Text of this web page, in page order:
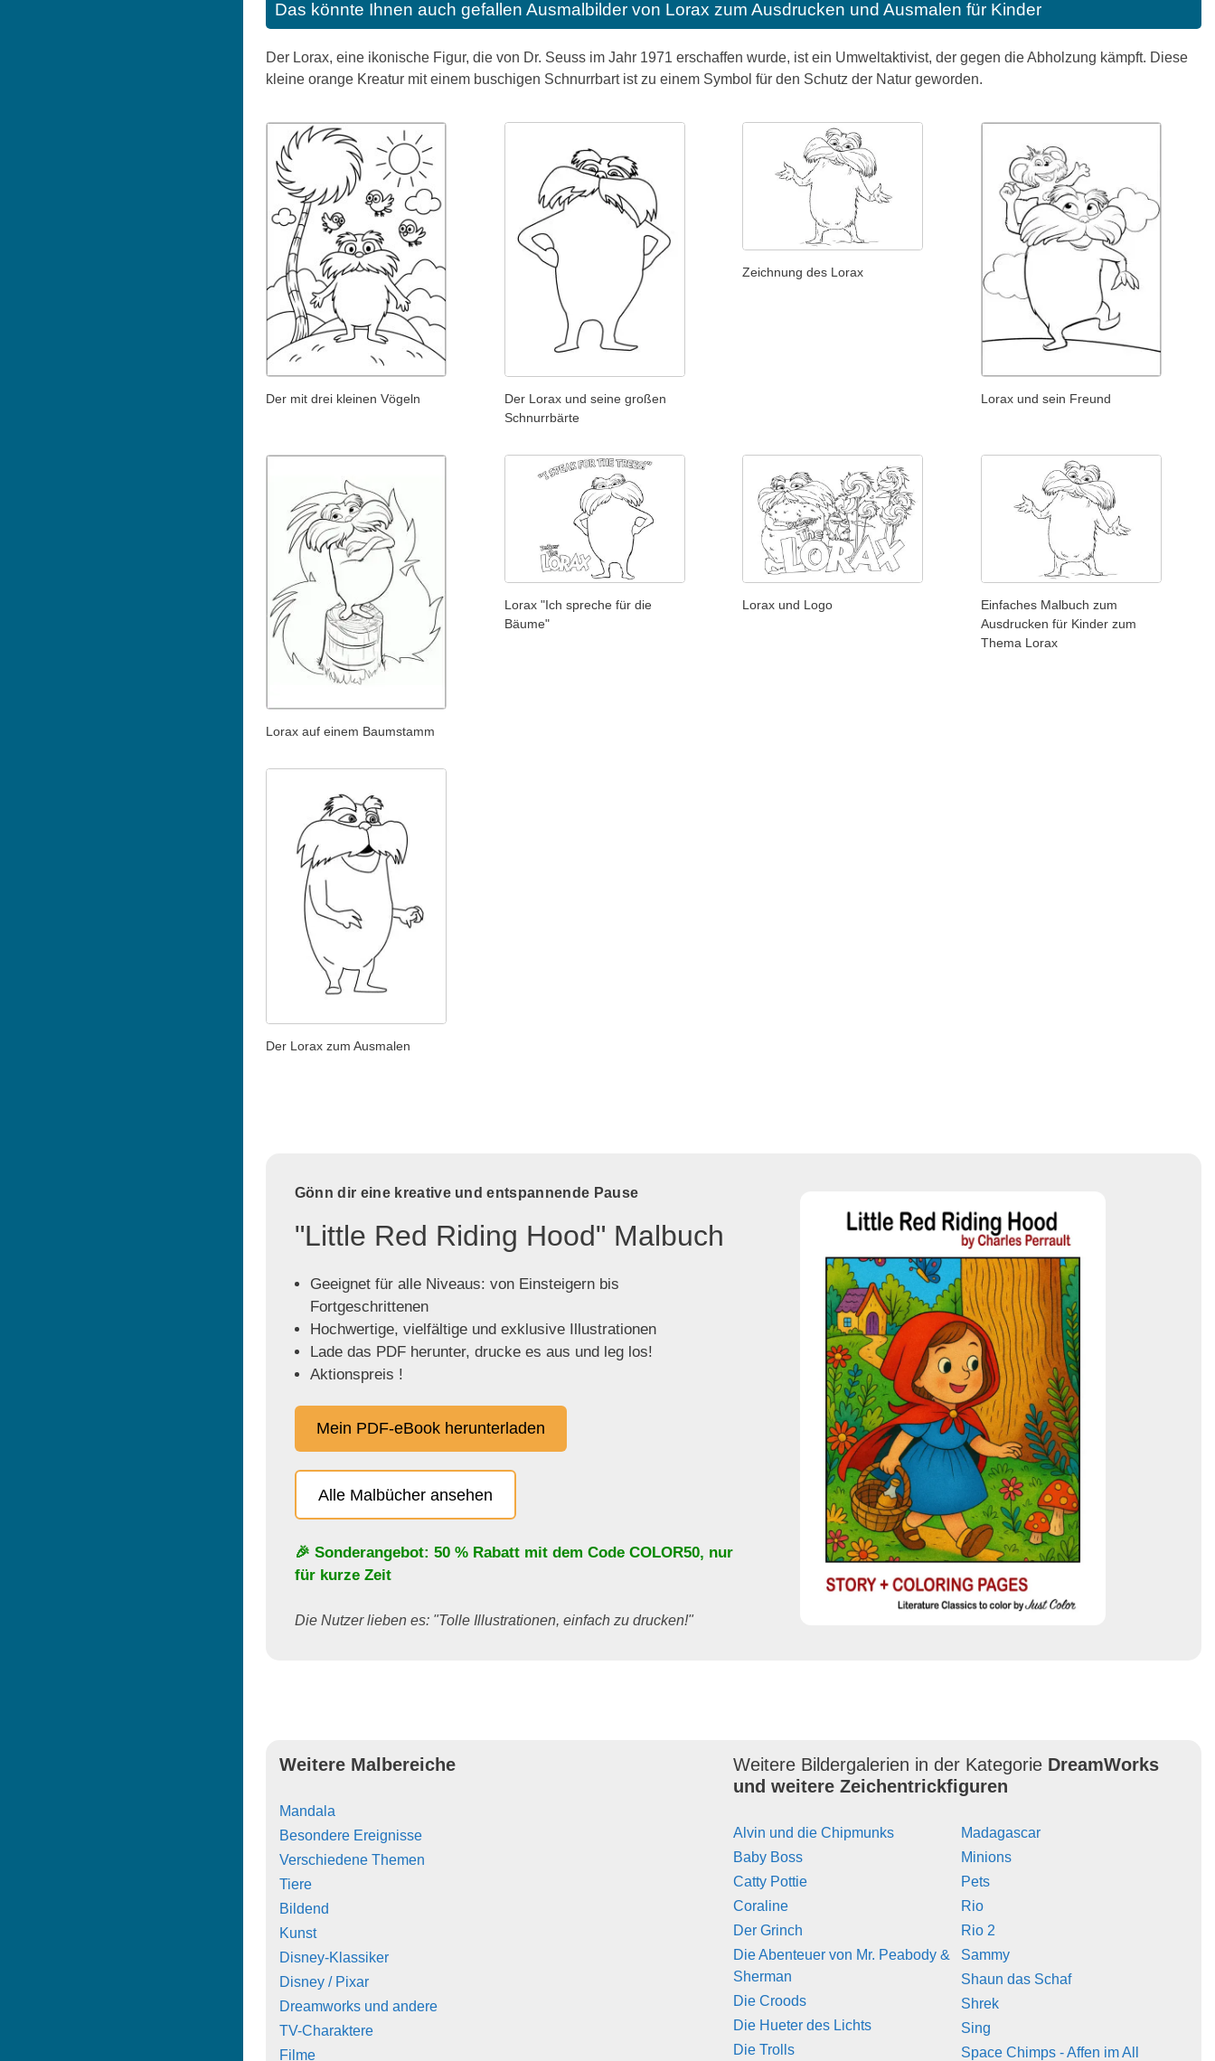
Das könnte Ihnen auch gefallen Ausmalbilder von Lorax zum Ausdrucken und Ausmalen für Kinder
Der Lorax, eine ikonische Figur, die von Dr. Seuss im Jahr 1971 erschaffen wurde, ist ein Umweltaktivist, der gegen die Abholzung kämpft. Diese
kleine orange Kreatur mit einem buschigen Schnurrbart ist zu einem Symbol für den Schutz der Natur geworden.
Der mit drei kleinen Vögeln
Der Lorax und seine großen
Schnurrbärte
Zeichnung des Lorax
Lorax und sein Freund
Lorax auf einem Baumstamm
Lorax "Ich spreche für die
Bäume"
Lorax und Logo
Einfaches Malbuch zum
Ausdrucken für Kinder zum
Thema Lorax
Der Lorax zum Ausmalen
Gönn dir eine kreative und entspannende Pause
"Little Red Riding Hood" Malbuch
Geeignet für alle Niveaus: von Einsteigern bis
Fortgeschrittenen
Hochwertige, vielfältige und exklusive Illustrationen
Lade das PDF herunter, drucke es aus und leg los!
Aktionspreis !
Mein PDF-eBook herunterladen
Alle Malbücher ansehen
🎉 Sonderangebot: 50 % Rabatt mit dem Code COLOR50, nur
für kurze Zeit
Die Nutzer lieben es: "Tolle Illustrationen, einfach zu drucken!"
Weitere Malbereiche
Mandala
Besondere Ereignisse
Verschiedene Themen
Tiere
Bildend
Kunst
Disney-Klassiker
Disney / Pixar
Dreamworks und andere
TV-Charaktere
Filme
Weitere Bildergalerien in der Kategorie DreamWorks
und weitere Zeichentrickfiguren
Alvin und die Chipmunks
Baby Boss
Catty Pottie
Coraline
Der Grinch
Die Abenteuer von Mr. Peabody &
Sherman
Die Croods
Die Hueter des Lichts
Die Trolls
Madagascar
Minions
Pets
Rio
Rio 2
Sammy
Shaun das Schaf
Shrek
Sing
Space Chimps - Affen im All